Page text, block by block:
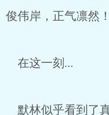
俊伟岸，正气凛然！
在这一刻...
默林似乎看到了